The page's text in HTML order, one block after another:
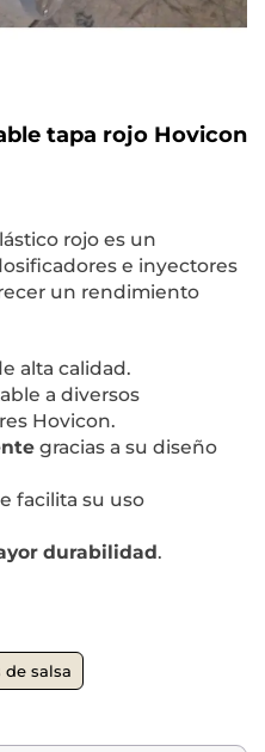
tapa rojo Hovicon
rojo es un
e inyectores
un rendimiento
alta calidad.
a diversos
Hovicon.
gracias a su diseño
facilita su uso
durabilidad.
de salsa